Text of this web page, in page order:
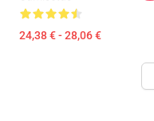
24,38 € - 28,06 €